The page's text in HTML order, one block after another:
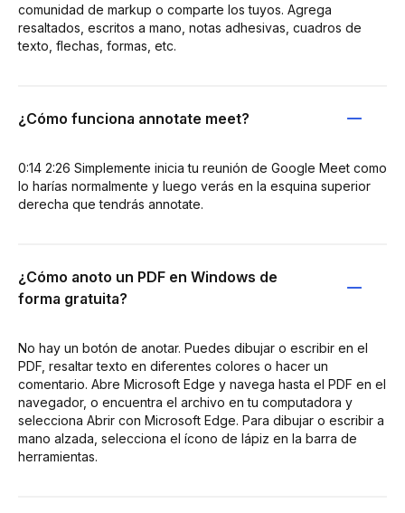
comunidad de markup o comparte los tuyos. Agrega
resaltados, escritos a mano, notas adhesivas, cuadros de
texto, flechas, formas, etc.
¿Cómo funciona annotate meet?
0:14 2:26 Simplemente inicia tu reunión de Google Meet como
lo harías normalmente y luego verás en la esquina superior
derecha que tendrás annotate.
¿Cómo anoto un PDF en Windows de
forma gratuita?
No hay un botón de anotar. Puedes dibujar o escribir en el
PDF, resaltar texto en diferentes colores o hacer un
comentario. Abre Microsoft Edge y navega hasta el PDF en el
navegador, o encuentra el archivo en tu computadora y
selecciona Abrir con Microsoft Edge. Para dibujar o escribir a
mano alzada, selecciona el ícono de lápiz en la barra de
herramientas.